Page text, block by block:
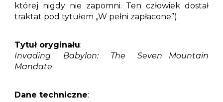
której nigdy nie zapomni. Ten człowiek dostał
traktat pod tytułem „W pełni zapłacone”).
Tytuł oryginału:
Invading Babylon: The Seven Mountain
Mandate
Dane techniczne: